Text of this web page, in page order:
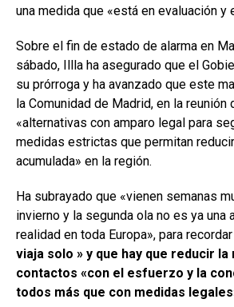
una medida que «está en evaluación y
Sobre el fin de estado de alarma en
sábado, Illla ha asegurado que el
su prórroga y ha avanzado que este
la Comunidad de Madrid, en la reunión
«alternativas con amparo legal para
medidas estrictas que permitan
acumulada» en la región.
Ha subrayado que «vienen semanas
invierno y la segunda ola no es ya una
realidad en toda Europa», para
viaja solo » y que hay que reducir la
contactos «con el esfuerzo y la
todos más que con medidas